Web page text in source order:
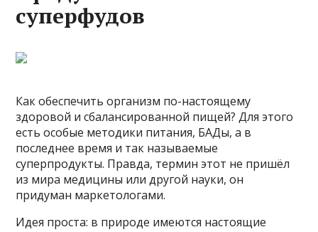
суперфудов
Как обеспечить организм по-настоящему
здоровой и сбалансированной пищей? Для этого
есть особые методики питания, БАДы, а в
последнее время и так называемые
суперпродукты. Правда, термин этот не пришёл
из мира медицины или другой науки, он
придуман маркетологами.
Идея проста: в природе имеются настоящие